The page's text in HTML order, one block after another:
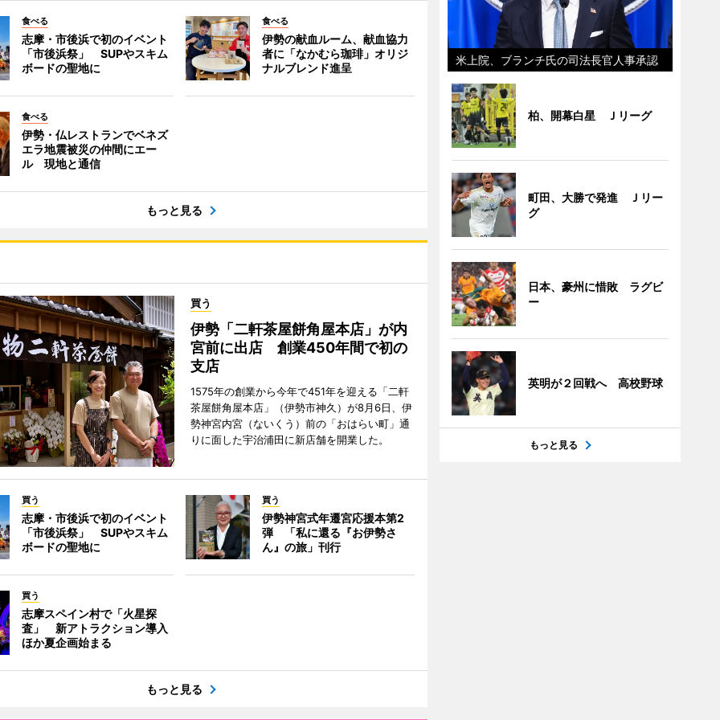
食べる
志摩・市後浜で初のイベント
「市後浜祭」 SUPやスキム
ボードの聖地に
食べる
伊勢の献血ルーム、献血協力
者に「なかむら珈琲」オリジ
ナルブレンド進呈
食べる
伊勢・仏レストランでベネズ
エラ地震被災の仲間にエー
ル 現地と通信
もっと見る
買う
伊勢「二軒茶屋餅角屋本店」が内
宮前に出店 創業450年間で初の
支店
1575年の創業から今年で451年を迎える「二軒
茶屋餅角屋本店」（伊勢市神久）が8月6日、伊
勢神宮内宮（ないくう）前の「おはらい町」通
りに面した宇治浦田に新店舗を開業した。
買う
志摩・市後浜で初のイベント
「市後浜祭」 SUPやスキム
ボードの聖地に
買う
伊勢神宮式年遷宮応援本第2
弾 「私に還る『お伊勢さ
ん』の旅」刊行
買う
志摩スペイン村で「火星探
査」 新アトラクション導入
ほか夏企画始まる
もっと見る
米上院、ブランチ氏の司法長官人事承認
柏、開幕白星 Ｊリーグ
町田、大勝で発進 Ｊリー
グ
日本、豪州に惜敗 ラグビ
ー
英明が２回戦へ 高校野球
もっと見る